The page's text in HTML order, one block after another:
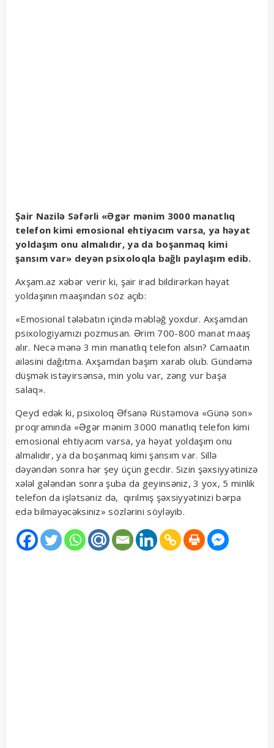
Şair Nazilə Səfərli «Əgər mənim 3000 manatlıq
telefon kimi emosional ehtiyacım varsa, ya həyat
yoldaşım onu almalıdır, ya da boşanmaq kimi
şansım var» deyən psixoloqla bağlı paylaşım edib.
Axşam.az xəbər verir ki, şair irad bildirərkən həyat
yoldaşının maaşından söz açıb:
«Emosional tələbatın içində məbləğ yoxdur. Axşamdan
psixologiyamızı pozmusan. Ərim 700-800 manat maaş
alır. Necə mənə 3 min manatlıq telefon alsın? Camaatın
ailəsini dağıtma. Axşamdan başım xarab olub. Gündəmə
düşmək istəyirsənsə, min yolu var, zəng vur başa
salaq».
Qeyd edək ki, psixoloq Əfsanə Rüstəmova «Günə son»
proqramında «Əgər mənim 3000 manatlıq telefon kimi
emosional ehtiyacım varsa, ya həyat yoldaşım onu
almalıdır, ya da boşanmaq kimi şansım var. Sillə
dəyəndən sonra hər şey üçün gecdir. Sizin şəxsiyyətinizə
xələl gələndən sonra şuba da geyinsəniz, 3 yox, 5 minlik
telefon da işlətsəniz də, qırılmış şəxsiyyətinizi bərpa
edə bilməyəcəksiniz» sözlərini söyləyib.